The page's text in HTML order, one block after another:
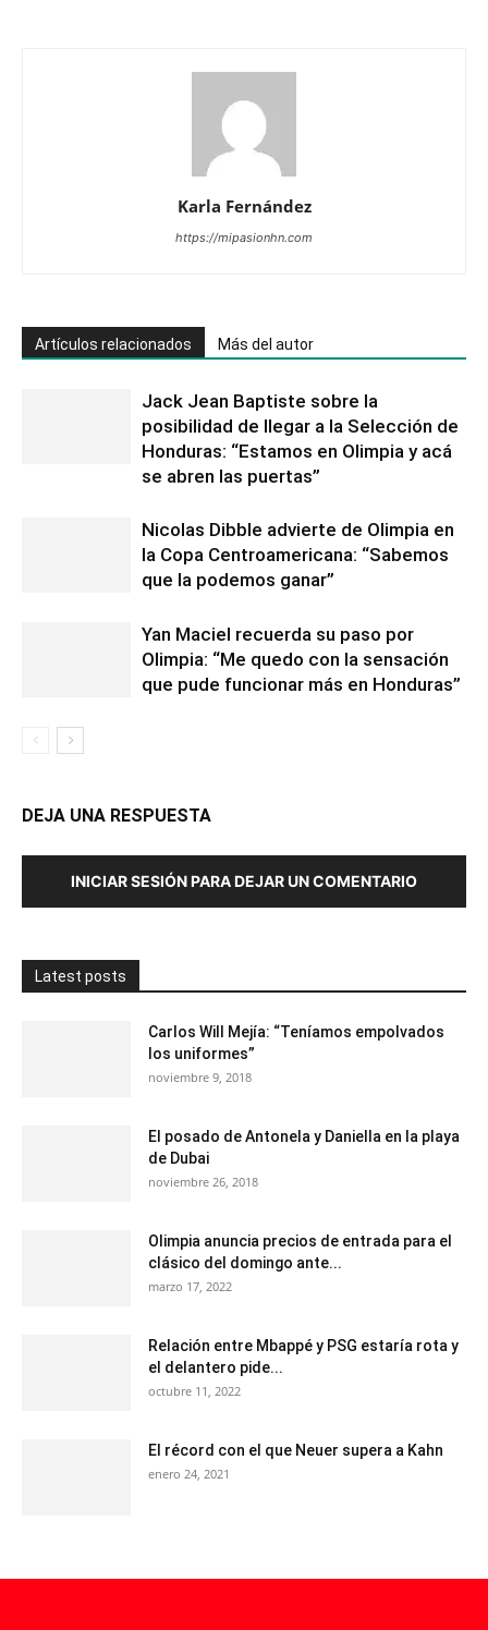
Karla Fernández
https://mipasionhn.com
Artículos relacionados Más del autor
Jack Jean Baptiste sobre la
posibilidad de llegar a la Selección de
Honduras: “Estamos en Olimpia y acá
se abren las puertas”
Nicolas Dibble advierte de Olimpia en
la Copa Centroamericana: “Sabemos
que la podemos ganar”
Yan Maciel recuerda su paso por
Olimpia: “Me quedo con la sensación
que pude funcionar más en Honduras”
DEJA UNA RESPUESTA
INICIAR SESIÓN PARA DEJAR UN COMENTARIO
Latest posts
Carlos Will Mejía: “Teníamos empolvados
los uniformes”
noviembre 9, 2018
El posado de Antonela y Daniella en la playa
de Dubai
noviembre 26, 2018
Olimpia anuncia precios de entrada para el
clásico del domingo ante...
marzo 17, 2022
Relación entre Mbappé y PSG estaría rota y
el delantero pide...
octubre 11, 2022
El récord con el que Neuer supera a Kahn
enero 24, 2021